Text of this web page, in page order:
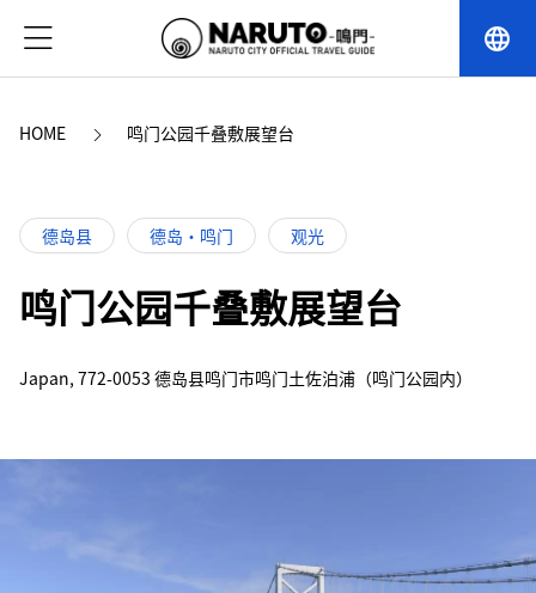
language
HOME 鸣门公园千叠敷展望台
德岛县 德岛・鸣门 观光
鸣门公园千叠敷展望台
Japan, 772-0053 德岛县鸣门市鸣门土佐泊浦（鸣门公园内）